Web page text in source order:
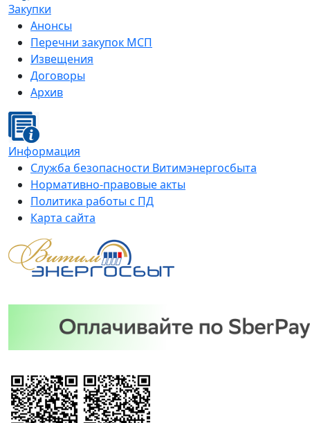
Закупки
Анонсы
Перечни закупок МСП
Извещения
Договоры
Архив
Информация
Служба безопасности Витимэнергосбыта
Нормативно-правовые акты
Политика работы с ПД
Карта сайта